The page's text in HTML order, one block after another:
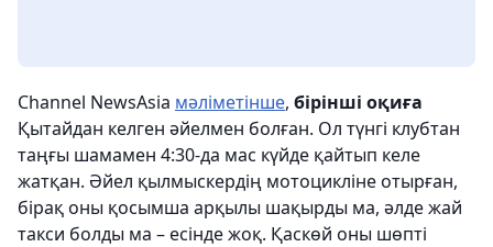
Channel NewsAsia мәліметінше, бірінші оқиға
Қытайдан келген әйелмен болған. Ол түнгі клубтан
таңғы шамамен 4:30-да мас күйде қайтып келе
жатқан. Әйел қылмыскердің мотоцикліне отырған,
бірақ оны қосымша арқылы шақырды ма, әлде жай
такси болды ма – есінде жоқ. Қаскөй оны шөпті